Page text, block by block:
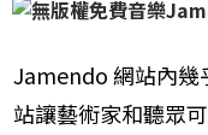
​Jamendo 網站內幾
站讓藝術家和聽眾